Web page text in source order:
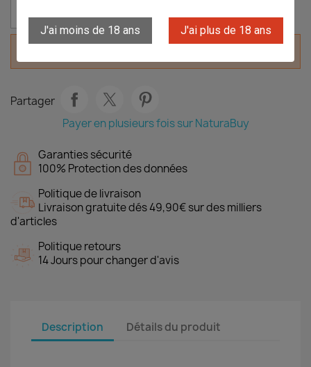
J'ai moins de 18 ans J'ai plus de 18 ans
Partager
Payer en plusieurs fois sur NaturaBuy
Garanties sécurité
100% Protection des données
Politique de livraison
Livraison gratuite dés 49,90€ sur des milliers
d'articles
Politique retours
14 Jours pour changer d'avis
Description Détails du produit